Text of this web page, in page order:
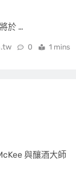
於 …
0 1 mins
與釀酒大師